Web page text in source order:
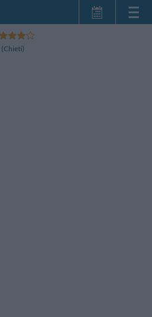
(Chieti)